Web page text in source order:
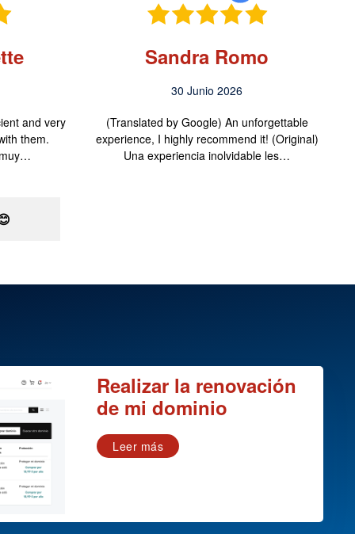
and very
them.
Sandra Romo
30 Junio 2026
(Translated by Google) An unforgettable
experience, I highly recommend it! (Original)
Una experiencia inolvidable les…
Realizar la renovación
de mi dominio
Leer más